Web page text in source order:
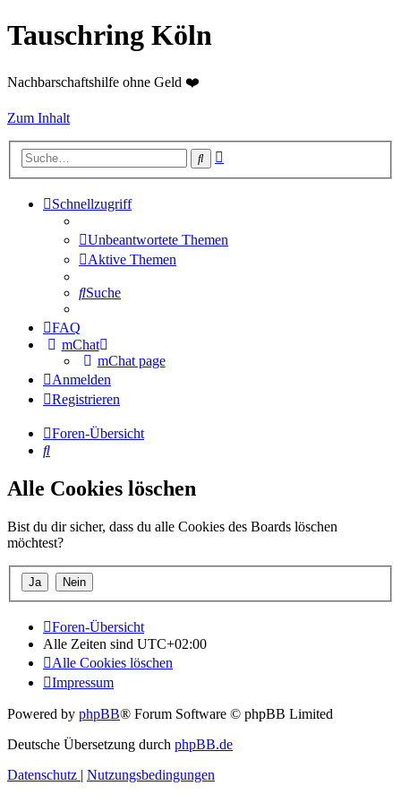
Tauschring Köln
Nachbarschaftshilfe ohne Geld ❤️
Zum Inhalt
Suche
Schnellzugriff
Unbeantwortete Themen
Aktive Themen
Suche
FAQ
mChat
mChat page
Anmelden
Registrieren
Foren-Übersicht
Suche
Alle Cookies löschen
Bist du dir sicher, dass du alle Cookies des Boards löschen
möchtest?
Foren-Übersicht
Alle Zeiten sind UTC+02:00
Alle Cookies löschen
Impressum
Powered by phpBB® Forum Software © phpBB Limited
Deutsche Übersetzung durch phpBB.de
Datenschutz | Nutzungsbedingungen